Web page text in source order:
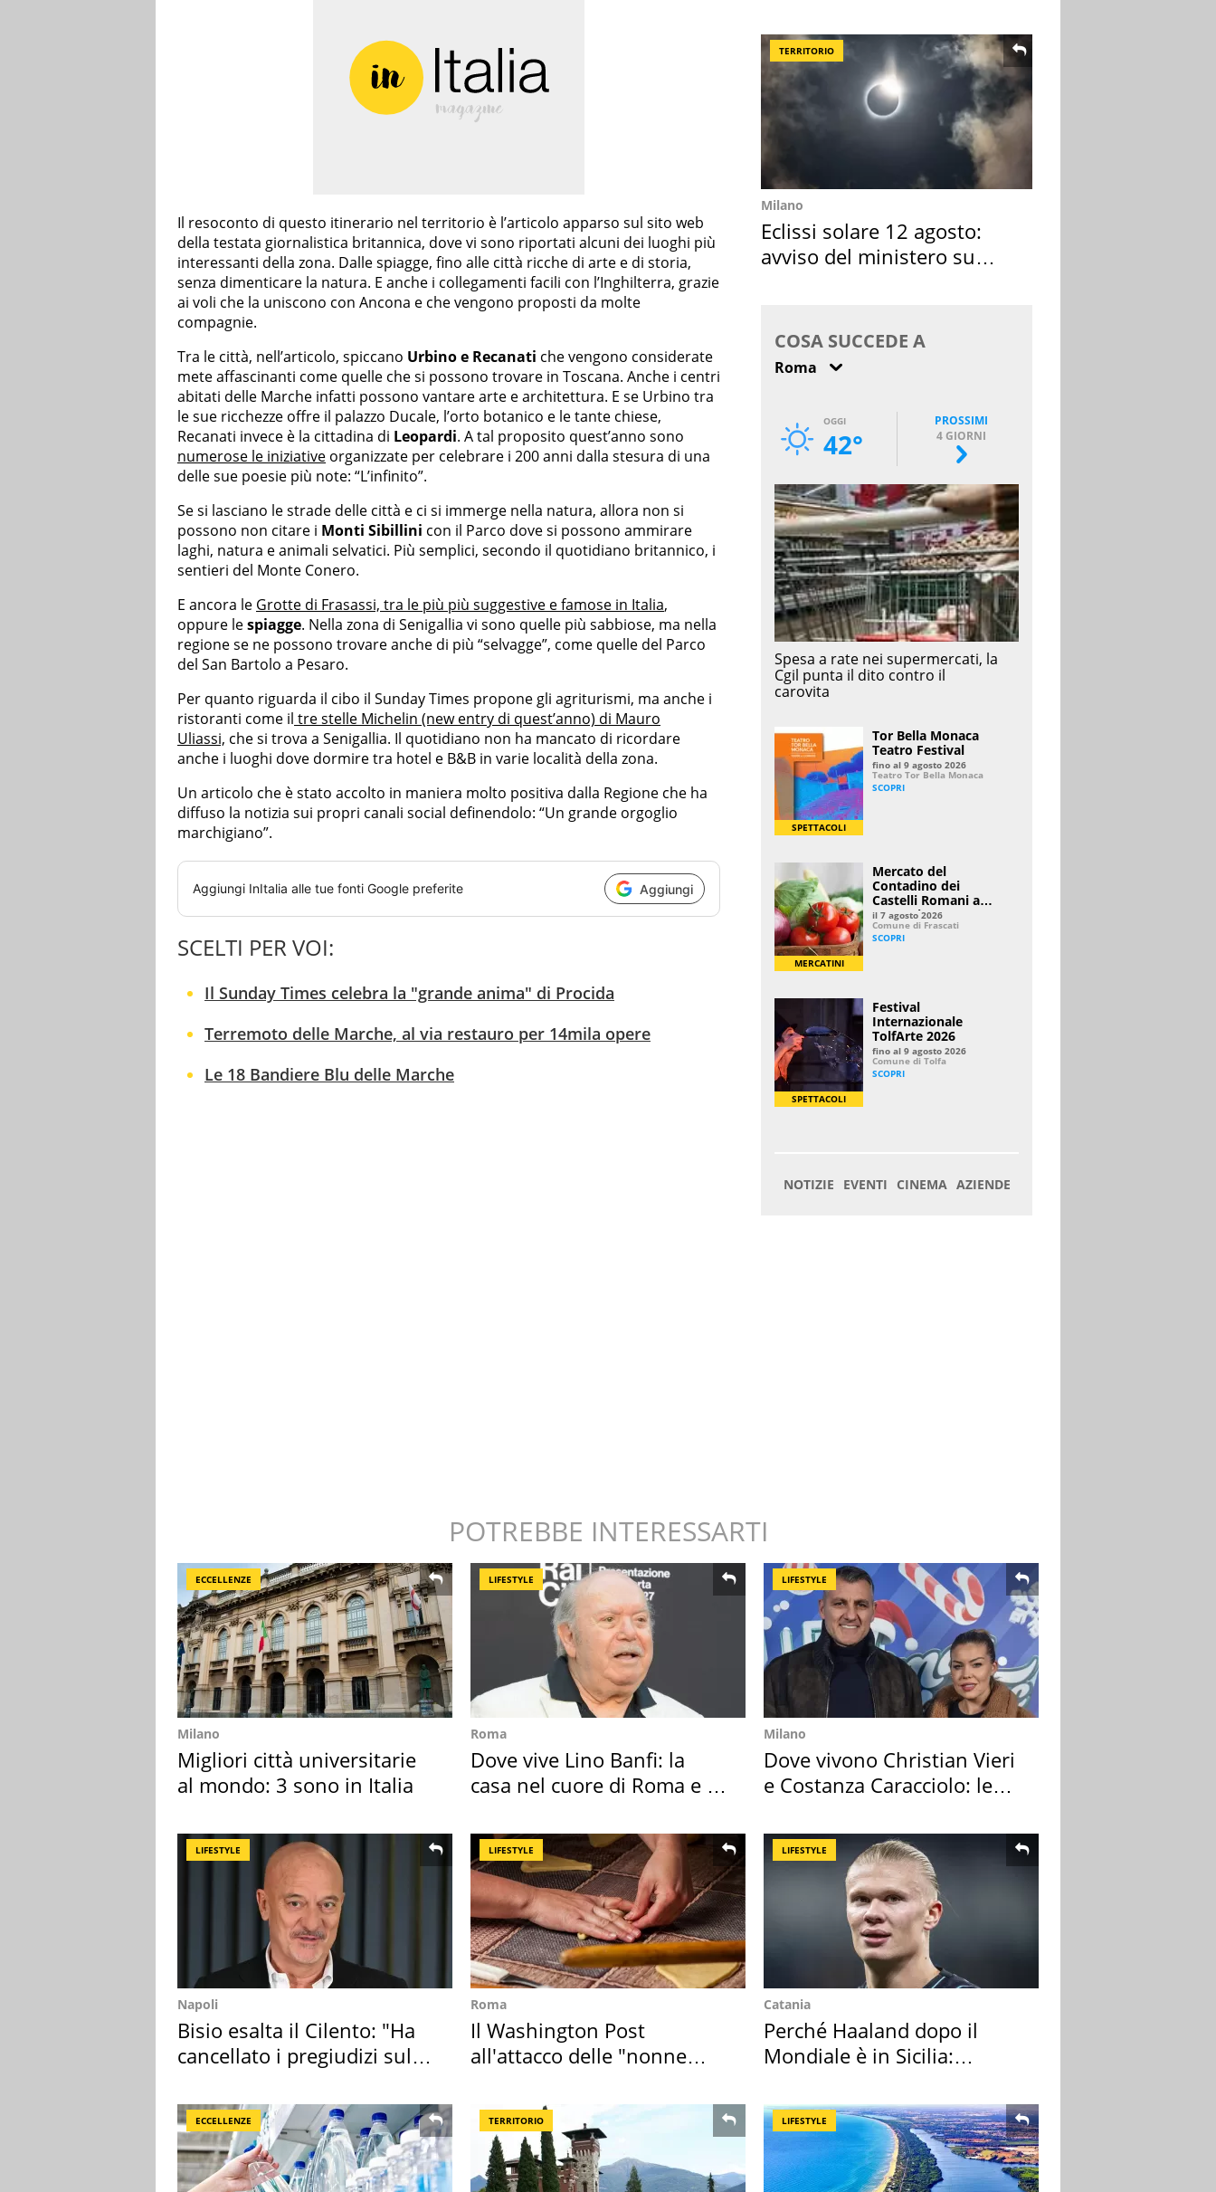
Il resoconto di questo itinerario nel territorio è l’articolo apparso sul sito web
della testata giornalistica britannica, dove vi sono riportati alcuni dei luoghi più
interessanti della zona. Dalle spiagge, fino alle città ricche di arte e di storia,
senza dimenticare la natura. E anche i collegamenti facili con l’Inghilterra, grazie
ai voli che la uniscono con Ancona e che vengono proposti da molte
compagnie.
Tra le città, nell’articolo, spiccano Urbino e Recanati che vengono considerate
mete affascinanti come quelle che si possono trovare in Toscana. Anche i centri
abitati delle Marche infatti possono vantare arte e architettura. E se Urbino tra
le sue ricchezze offre il palazzo Ducale, l’orto botanico e le tante chiese,
Recanati invece è la cittadina di Leopardi. A tal proposito quest’anno sono
numerose le iniziative organizzate per celebrare i 200 anni dalla stesura di una
delle sue poesie più note: “L’infinito”.
Se si lasciano le strade delle città e ci si immerge nella natura, allora non si
possono non citare i Monti Sibillini con il Parco dove si possono ammirare
laghi, natura e animali selvatici. Più semplici, secondo il quotidiano britannico, i
sentieri del Monte Conero.
E ancora le Grotte di Frasassi, tra le più più suggestive e famose in Italia,
oppure lespiagge. Nella zona di Senigallia vi sono quelle più sabbiose, ma nella
regione se ne possono trovare anche di più “selvagge”, come quelle del Parco
del San Bartolo a Pesaro.
Per quanto riguarda il cibo il Sunday Times propone gli agriturismi, ma anche i
ristoranti come il tre stelle Michelin (new entry di quest’anno) di Mauro
Uliassi, che si trova a Senigallia. Il quotidiano non ha mancato di ricordare
anche i luoghi dove dormire tra hotel e B&B in varie località della zona.
Un articolo che è stato accolto in maniera molto positiva dalla Regione che ha
diffuso la notizia sui propri canali social definendolo: “Un grande orgoglio
marchigiano”.
Aggiungi InItalia alle tue fonti Google preferite Aggiungi
SCELTI PER VOI:
Il Sunday Times celebra la "grande anima" di Procida
Terremoto delle Marche, al via restauro per 14mila opere
Le 18 Bandiere Blu delle Marche
TERRITORIO
Milano
Eclissi solare 12 agosto:
avviso del ministero su
POTREBBE INTERESSARTI
ECCELLENZE
Milano
Migliori città universitarie
al mondo: 3 sono in Italia
LIFESTYLE
Roma
Dove vive Lino Banfi: la
casa nel cuore di Roma e i
LIFESTYLE
Milano
Dove vivono Christian Vieri
e Costanza Caracciolo: le
LIFESTYLE
Napoli
Bisio esalta il Cilento: "Ha
cancellato i pregiudizi sul
LIFESTYLE
Roma
Il Washington Post
all'attacco delle "nonne
LIFESTYLE
Catania
Perché Haaland dopo il
Mondiale è in Sicilia:
ECCELLENZE TERRITORIO LIFESTYLE